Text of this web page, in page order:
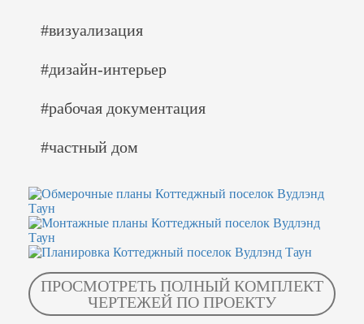
#визуализация
#дизайн-интерьер
#рабочая документация
#частный дом
ПРОСМОТРЕТЬ ПОЛНЫЙ КОМПЛЕКТ
ЧЕРТЕЖЕЙ ПО ПРОЕКТУ